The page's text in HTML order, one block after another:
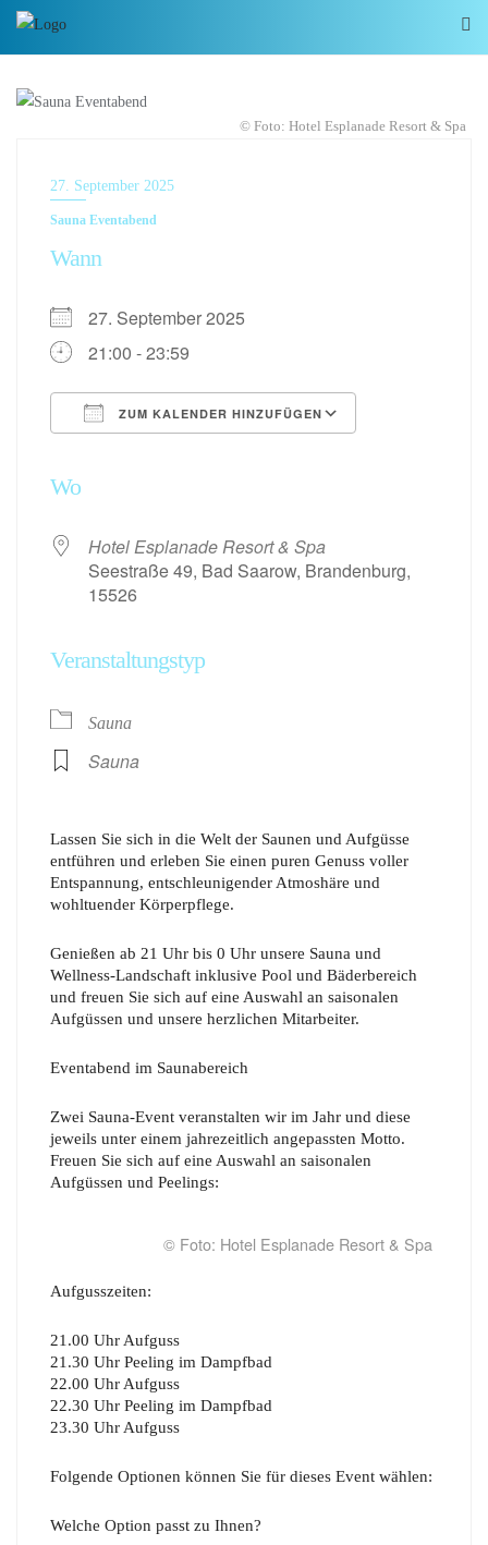
© Foto: Hotel Esplanade Resort & Spa
27. September 2025
Sauna Eventabend
Wann
27. September 2025
21:00 - 23:59
ZUM KALENDER HINZUFÜGEN
Wo
Hotel Esplanade Resort & Spa
Seestraße 49, Bad Saarow, Brandenburg,
15526
Veranstaltungstyp
Sauna
Sauna
Lassen Sie sich in die Welt der Saunen und Aufgüsse
entführen und erleben Sie einen puren Genuss voller
Entspannung, entschleunigender Atmoshäre und
wohltuender Körperpflege.
Genießen ab 21 Uhr bis 0 Uhr unsere Sauna und
Wellness-Landschaft inklusive Pool und Bäderbereich
und freuen Sie sich auf eine Auswahl an saisonalen
Aufgüssen und unsere herzlichen Mitarbeiter.
Eventabend im Saunabereich
Zwei Sauna-Event veranstalten wir im Jahr und diese
jeweils unter einem jahrezeitlich angepassten Motto.
Freuen Sie sich auf eine Auswahl an saisonalen
Aufgüssen und Peelings:
© Foto: Hotel Esplanade Resort & Spa
Aufgusszeiten:
21.00 Uhr Aufguss
21.30 Uhr Peeling im Dampfbad
22.00 Uhr Aufguss
22.30 Uhr Peeling im Dampfbad
23.30 Uhr Aufguss
Folgende Optionen können Sie für dieses Event wählen:
Welche Option passt zu Ihnen?